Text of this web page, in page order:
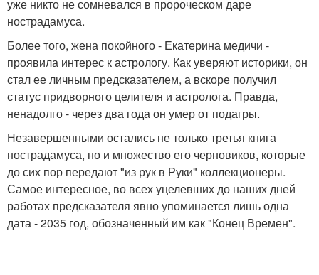
уже никто не сомневался в пророческом даре
нострадамуса.
Более того, жена покойного - Екатерина медичи -
проявила интерес к астрологу. Как уверяют историки, он
стал ее личным предсказателем, а вскоре получил
статус придворного целителя и астролога. Правда,
ненадолго - через два года он умер от подагры.
Незавершенными остались не только третья книга
нострадамуса, но и множество его черновиков, которые
до сих пор передают "из рук в Руки" коллекционеры.
Самое интересное, во всех уцелевших до наших дней
работах предсказателя явно упоминается лишь одна
дата - 2035 год, обозначенный им как "Конец Времен".